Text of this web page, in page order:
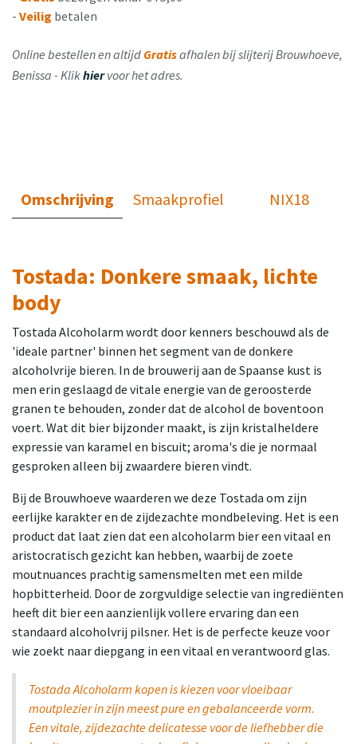
- Veilig betalen
Online bestellen en altijd Gratisafhalen bij slijterij Brouwhoeve,
Benissa - Klikhiervoor het adres.
Omschrijving Smaakprofiel NIX18
Tostada: Donkere smaak, lichte
body
Tostada Alcoholarm wordt door kenners beschouwd als de
'ideale partner' binnen het segment van de donkere
alcoholvrije bieren. In de brouwerij aan de Spaanse kust is
men erin geslaagd de vitale energie van de geroosterde
granen te behouden, zonder dat de alcohol de boventoon
voert. Wat dit bier bijzonder maakt, is zijn kristalheldere
expressie van karamel en biscuit; aroma's die je normaal
gesproken alleen bij zwaardere bieren vindt.
Bij de Brouwhoeve waarderen we deze Tostada om zijn
eerlijke karakter en de zijdezachte mondbeleving. Het is een
product dat laat zien dat een alcoholarm bier een vitaal en
aristocratisch gezicht kan hebben, waarbij de zoete
moutnuances prachtig samensmelten met een milde
hopbitterheid. Door de zorgvuldige selectie van ingrediënten
heeft dit bier een aanzienlijk vollere ervaring dan een
standaard alcoholvrij pilsner. Het is de perfecte keuze voor
wie zoekt naar diepgang in een vitaal en verantwoord glas.
Tostada Alcoholarm kopen is kiezen voor vloeibaar
moutplezier in zijn meest pure en gebalanceerde vorm.
Een vitale, zijdezachte delicatesse voor de liefhebber die